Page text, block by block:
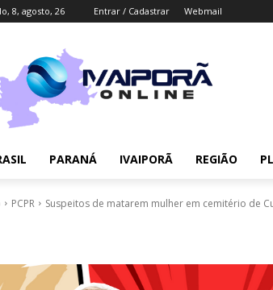
8, agosto, 26 Entrar / Cadastrar Webmail
PARANÁ IVAIPORÃ REGIÃO
PCPR Suspeitos de matarem mulher em cemitério de